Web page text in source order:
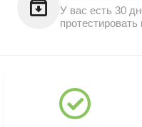
У вас есть 30
Магазин "Северный"